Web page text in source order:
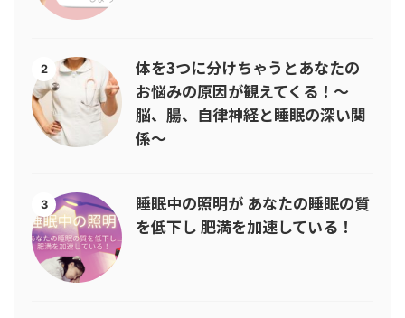
2
体を3つに分けちゃうとあなたの
お悩みの原因が観えてくる！〜
脳、腸、自律神経と睡眠の深い関
係〜
3
睡眠中の照明が あなたの睡眠の質
を低下し 肥満を加速している！